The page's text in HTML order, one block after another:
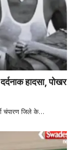
हादसा, पोखर
चंपारण जिले के…